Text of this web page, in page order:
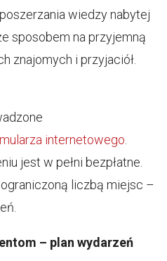
wiedzy nabytej
sposobem na przyjemną
znajomych i przyjaciół.
internetowego
jest w pełni bezpłatne.
liczbą miejsc –
– plan wydarzeń